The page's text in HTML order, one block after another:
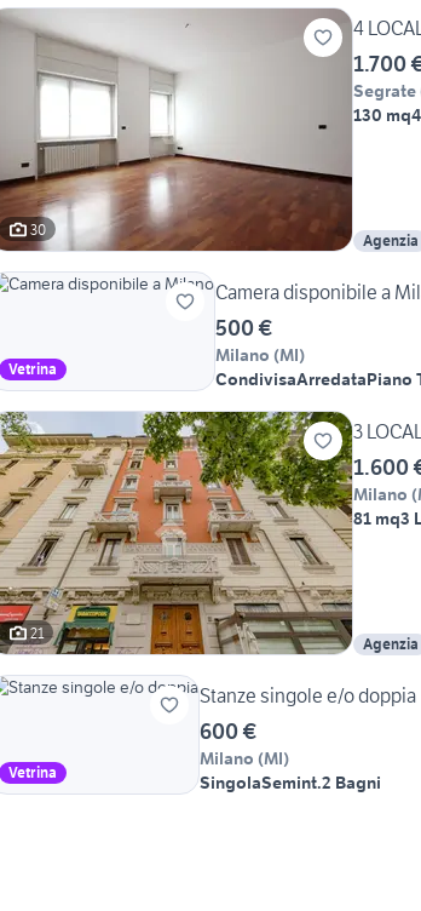
30
4
1.700
Segrate
130 mq
Agenzia
Vetrina
Camera disponibile a
500 €
Milano (MI)
CondivisaArredataPiano
21
3
1.600
Milano (
81 mq3
Agenzia
Vetrina
Stanze singole e/o doppia
600 €
Milano (MI)
SingolaSemint.2 Bagni